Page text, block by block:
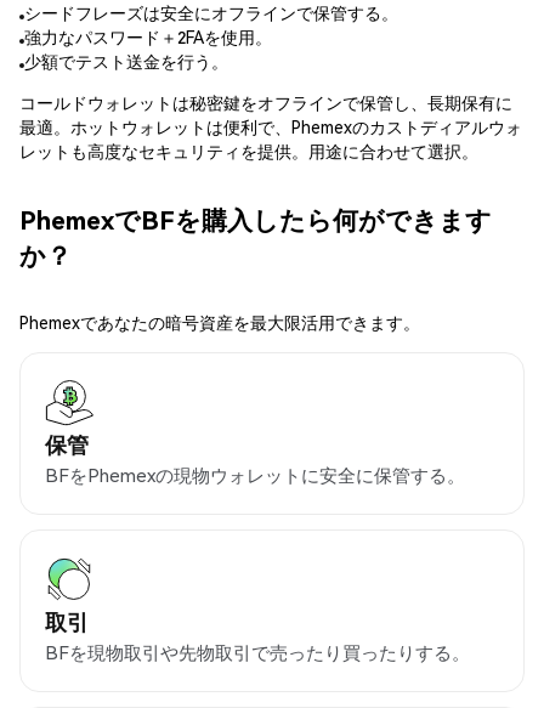
シードフレーズは安全にオフラインで保管する。
強力なパスワード＋2FAを使用。
少額でテスト送金を行う。
コールドウォレットは秘密鍵をオフラインで保管し、長期保有に
最適。ホットウォレットは便利で、Phemexのカストディアルウォ
レットも高度なセキュリティを提供。用途に合わせて選択。
PhemexでBFを購入したら何ができます
か？
Phemexであなたの暗号資産を最大限活用できます。
保管
BFをPhemexの現物ウォレットに安全に保管する。
取引
BFを現物取引や先物取引で売ったり買ったりする。